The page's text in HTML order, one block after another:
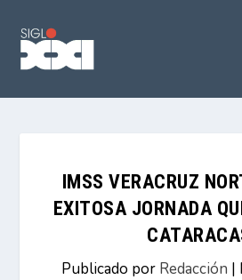
IMSS VERACRUZ
EXITOSA JORNADA
Publicado por Redacción |